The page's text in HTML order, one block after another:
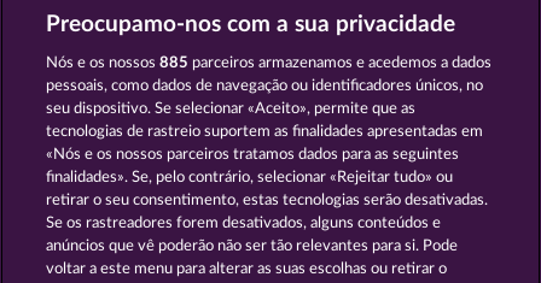
SUPER DUPER MOORHUHN BOOK OF THE AGES
Preocupamo-nos com a sua privacidade
Nós e os nossos885 parceiros armazenamos e acedemos a dados
pessoais, como dados de navegação ou identificadores únicos, no
seu dispositivo. Se selecionar «Aceito», permite que as
tecnologias de rastreio suportem as finalidades apresentadas em
«Nós e os nossos parceiros tratamos dados para as seguintes
finalidades». Se, pelo contrário, selecionar «Rejeitar tudo» ou
retirar o seu consentimento, estas tecnologias serão desativadas.
Se os rastreadores forem desativados, alguns conteúdos e
anúncios que vê poderão não ser tão relevantes para si. Pode
voltar a este menu para alterar as suas escolhas ou retirar o